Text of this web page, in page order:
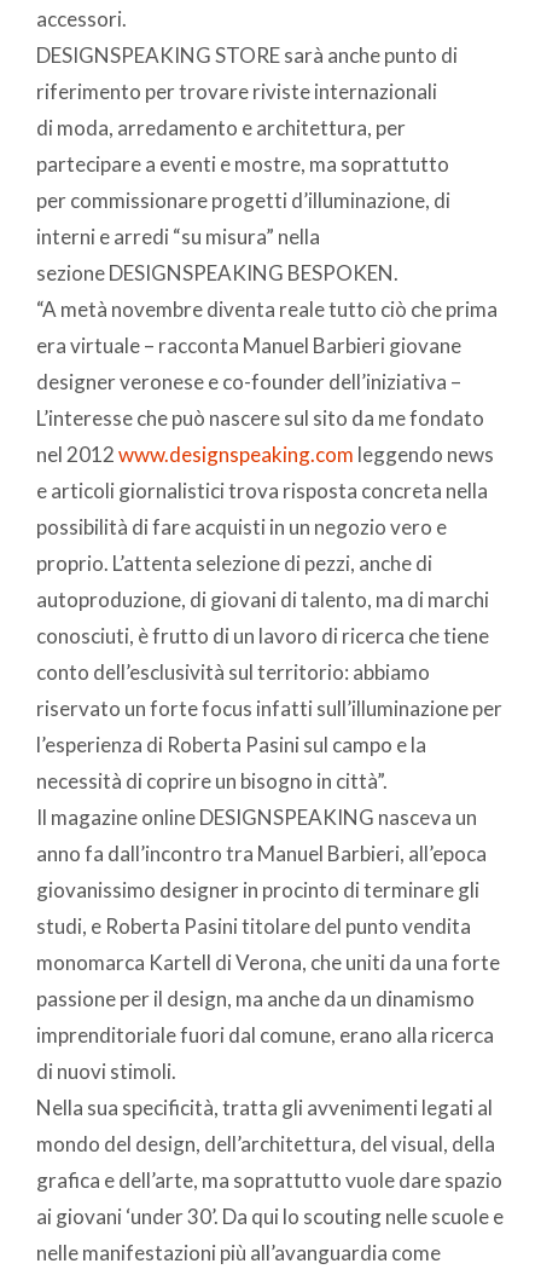
accessori.
DESIGNSPEAKING STORE sarà anche punto di
riferimento per trovare riviste internazionali
di moda, arredamento e architettura, per
partecipare a eventi e mostre, ma soprattutto
per commissionare progetti d’illuminazione, di
interni e arredi “su misura” nella
sezione DESIGNSPEAKING BESPOKEN.
“A metà novembre diventa reale tutto ciò che prima
era virtuale – racconta Manuel Barbieri giovane
designer veronese e co-founder dell’iniziativa –
L’interesse che può nascere sul sito da me fondato
nel 2012www.designspeaking.com leggendo news
e articoli giornalistici trova risposta concreta nella
possibilità di fare acquisti in un negozio vero e
proprio. L’attenta selezione di pezzi, anche di
autoproduzione, di giovani di talento, ma di marchi
conosciuti, è frutto di un lavoro di ricerca che tiene
conto dell’esclusività sul territorio: abbiamo
riservato un forte focus infatti sull’illuminazione per
l’esperienza di Roberta Pasini sul campo e la
necessità di coprire un bisogno in città”.
Il magazine online DESIGNSPEAKING nasceva un
anno fa dall’incontro tra Manuel Barbieri, all’epoca
giovanissimo designer in procinto di terminare gli
studi, e Roberta Pasini titolare del punto vendita
monomarca Kartell di Verona, che uniti da una forte
passione per il design, ma anche da un dinamismo
imprenditoriale fuori dal comune, erano alla ricerca
di nuovi stimoli.
Nella sua specificità, tratta gli avvenimenti legati al
mondo del design, dell’architettura, del visual, della
grafica e dell’arte, ma soprattutto vuole dare spazio
ai giovani ‘under 30’. Da qui lo scouting nelle scuole e
nelle manifestazioni più all’avanguardia come